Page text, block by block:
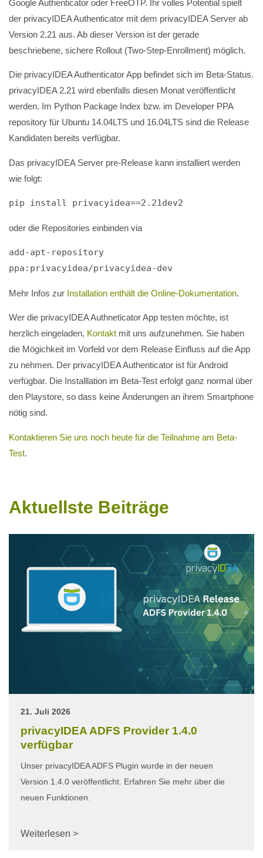
Google Authenticator oder FreeOTP. Ihr volles Potential spielt
der privacyIDEA Authenticator mit dem privacyIDEA Server ab
Version 2.21 aus. Ab dieser Version ist der gerade
beschriebene, sichere Rollout (Two-Step-Enrollment) möglich.
Die privacyIDEA Authenticator App befindet sich im Beta-Status.
privacyIDEA 2.21 wird ebenfalls diesen Monat veröffentlicht
werden. Im Python Package Index bzw. im Developer PPA
repository für Ubuntu 14.04LTS und 16.04LTS sind die Release
Kandidaten bereits verfügbar.
Das privacyIDEA Server pre-Release kann installiert werden
wie folgt:
pip install privacyidea==2.21dev2
oder die Repositories einbinden via
add-apt-repository
ppa:privacyidea/privacyidea-dev
Mehr Infos zur Installation enthält die Online-Dokumentation.
Wer die privacyIDEA Authneticator App testen möchte, ist
herzlich eingeladen, Kontakt mit uns aufzunehmen. Sie haben
die Mögichkeit im Vorfeld vor dem Release Einfluss auf die App
zu nehmen. Der privacyIDEA Authenticator ist für Android
verfügbar. Die Installlation im Beta-Test erfolgt ganz normal über
den Playstore, so dass keine Änderungen an ihrem Smartphone
nötig sind.
Kontaktieren Sie uns noch heute für die Teilnahme am Beta-
Test.
Aktuellste Beiträge
21. Juli 2026
privacyIDEA ADFS Provider 1.4.0
verfügbar
Unser privacyIDEA ADFS Plugin wurde in der neuen
Version 1.4.0 veröffentlicht. Erfahren Sie mehr über die
neuen Funktionen.
Weiterlesen >